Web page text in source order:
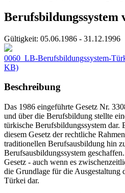
Berufsbildungssystem
Gültigkeit: 05.06.1986 - 31.12.1996
0060_LB-Berufsbildungssystem-
KB)
Beschreibung
Das 1986 eingeführte Gesetz Nr.
und über die Berufsbildung stellte
türkische Berufsbildungssystem dar.
diesem Gesetz der rechtliche
traditionellen Berufsausbildung hin
Berufsausbildungssystem
Gesetz - auch wenn es
die Grundlage für die
Türkei dar.